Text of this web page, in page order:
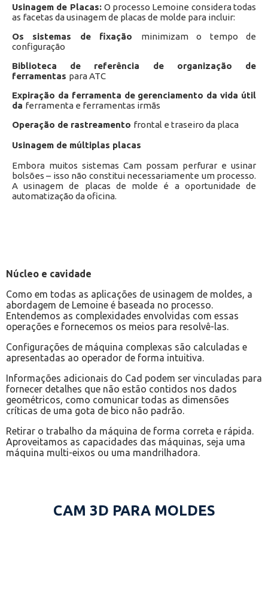
Usinagem de Placas: O processo Lemoine considera todas
as facetas da usinagem de placas de molde para incluir:
Os sistemas de fixação minimizam o tempo de
configuração
Biblioteca de referência de organização de
ferramentas para ATC
Expiração da ferramenta de gerenciamento da vida útil
da ferramenta e ferramentas irmãs
Operação de rastreamento frontal e traseiro da placa
Usinagem de múltiplas placas
Embora muitos sistemas Cam possam perfurar e usinar
bolsões – isso não constitui necessariamente um processo.
A usinagem de placas de molde é a oportunidade de
automatização da oficina.
Núcleo e cavidade
Como em todas as aplicações de usinagem de moldes, a
abordagem de Lemoine é baseada no processo.
Entendemos as complexidades envolvidas com essas
operações e fornecemos os meios para resolvê-las.
Configurações de máquina complexas são calculadas e
apresentadas ao operador de forma intuitiva.
Informações adicionais do Cad podem ser vinculadas para
fornecer detalhes que não estão contidos nos dados
geométricos, como comunicar todas as dimensões
críticas de uma gota de bico não padrão.
Retirar o trabalho da máquina de forma correta e rápida.
Aproveitamos as capacidades das máquinas, seja uma
máquina multi-eixos ou uma mandrilhadora.
CAM 3D PARA MOLDES